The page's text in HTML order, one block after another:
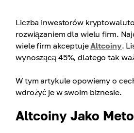
Liczba inwestorów
rozwiązaniem dla wielu firm.
wiele firm akceptujeAltcoiny.
wynoszącą 45%, dlatego tak
W tym artykule opowiemy o
wdrożyć je w swoim biznesie.
Altcoiny Jako